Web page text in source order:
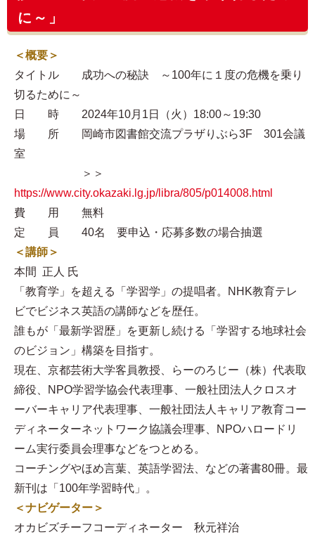
に～」
＜概要＞
タイトル 成功への秘訣 ～100年に１度の危機を乗り
切るために～
日 時 2024年10月1日（火）18:00～19:30
場 所 岡崎市図書館交流プラザりぶら3F 301会議
室
＞＞
https://www.city.okazaki.lg.jp/libra/805/p014008.html
費 用 無料
定 員 40名 要申込・応募多数の場合抽選
＜講師＞
本間 正人 氏
「教育学」を超える「学習学」の提唱者。NHK教育テレ
ビでビジネス英語の講師などを歴任。
誰もが「最新学習歴」を更新し続ける「学習する地球社会
のビジョン」構築を目指す。
現在、京都芸術大学客員教授、らーのろじー（株）代表取
締役、NPO学習学協会代表理事、一般社団法人クロスオ
ーバーキャリア代表理事、一般社団法人キャリア教育コー
ディネーターネットワーク協議会理事、NPOハロードリ
ーム実行委員会理事などをつとめる。
コーチングやほめ言葉、英語学習法、などの著書80冊。最
新刊は「100年学習時代」。
＜ナビゲーター＞
オカビズチーフコーディネーター 秋元祥治